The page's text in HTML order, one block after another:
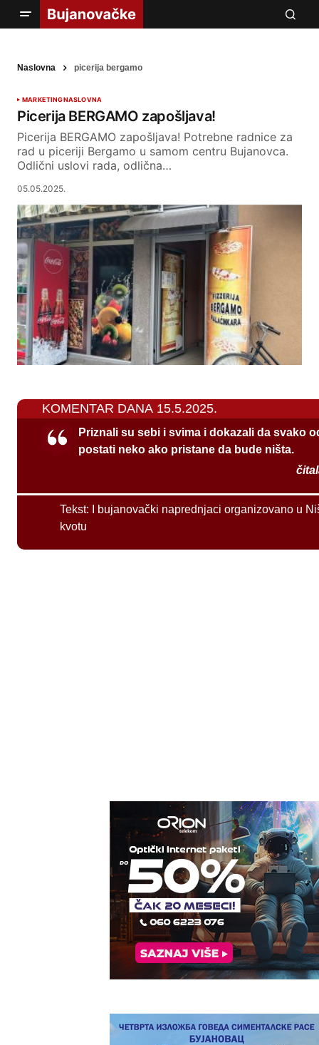
Naslovna picerija bergamo
MARKETINGNASLOVNA
Picerija BERGAMO zapošljava!
Picerija BERGAMO zapošljava! Potrebne radnice za
rad u piceriji Bergamo u samom centru Bujanovca.
Odlični uslovi rada, odlična…
05.05.2025.
KOMENTAR DANA 15.5.2025.
Priznali su sebi i svima i dokazali da svako
postati neko ako pristane da bude ništa.
Tekst:
I bujanovački naprednjaci organizovano u
kvotu